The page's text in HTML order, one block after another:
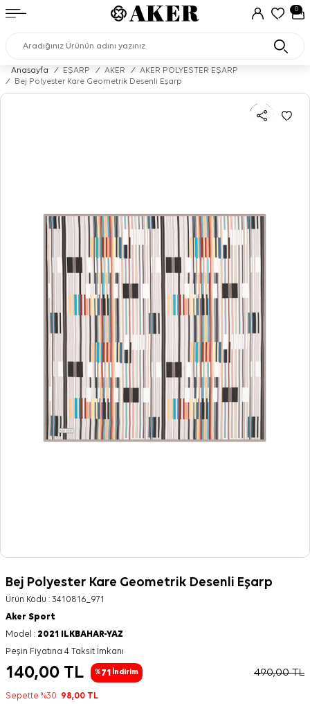
0
Anasayfa / EŞARP / AKER /
AKER POLYESTER EŞARP
/
Bej Polyester Kare Geometrik Desenli Eşarp
Bej Polyester Kare Geometrik Desenli Eşarp
Ürün Kodu : 3410816_971
Aker Sport
Model : 2021 ILKBAHAR-YAZ
Peşin Fiyatına 4 Taksit İmkanı
140,00 TL %71 İndirim 490,00TL
Sepette %30 98,00 TL